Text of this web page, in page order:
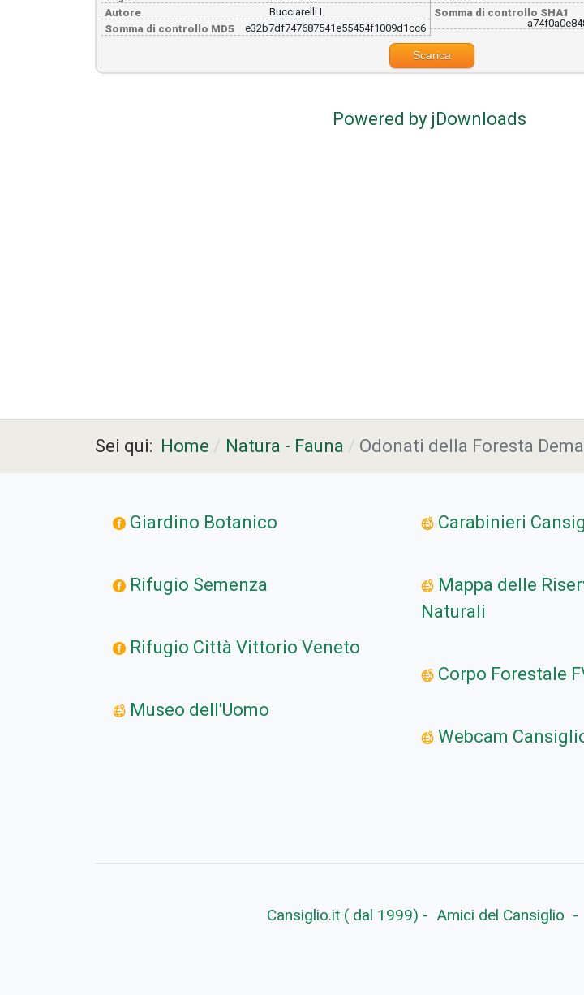
Autore
Bucciarelli I.
Somma di controllo MD5
e32b7df747687541e55454f1009d1cc6
Somma di controllo SHA1
Scarica
Powered by jDownloads
Sei qui: Home Natura - Fauna Odonati della Foresta
Giardino Botanico
Rifugio Semenza
Rifugio Città Vittorio Veneto
Museo dell'Uomo
Carabinieri
Mappa delle
Naturali
Corpo Forestale
Webcam
Cansiglio.it ( dal 1999) - Amici del Cansiglio